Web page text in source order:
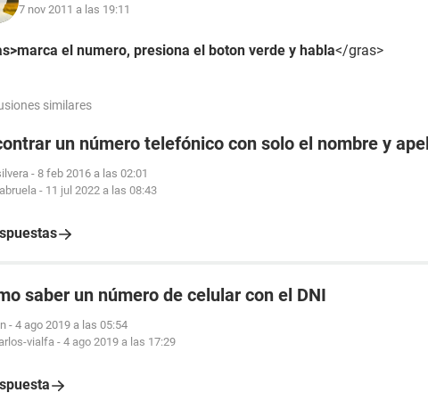
7 nov 2011 a las 19:11
el numero, presiona el boton verde y habla</gras>
similares
un número telefónico con solo el nombre y
- 8 feb 2016 a las 02:01
- 11 jul 2022 a las 08:43
saber un número de celular con el DNI
- 4 ago 2019 a las 05:54
vialfa- 4 ago 2019 a las 17:29